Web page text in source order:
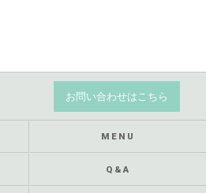
お問い合わせはこちら
MENU
Q&A